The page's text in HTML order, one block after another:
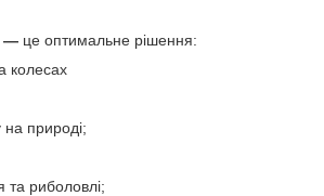
— це оптимальне рішення:
колесах
на природі;
риболовлі;